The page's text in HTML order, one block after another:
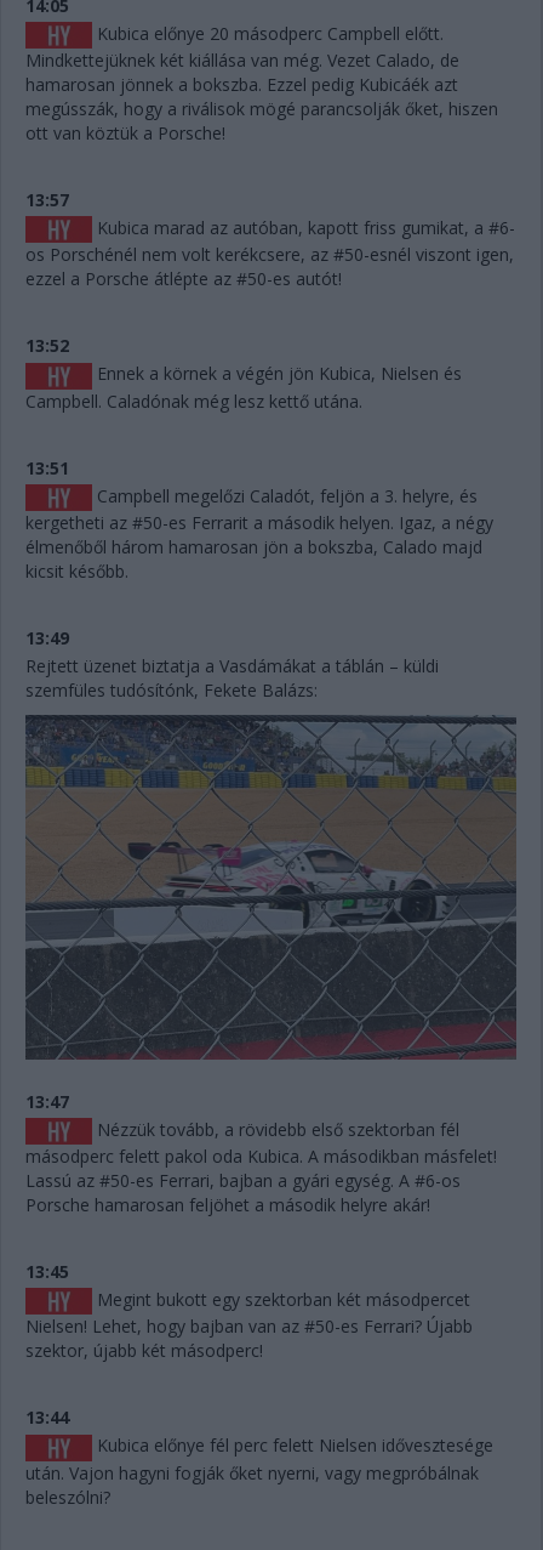
14:05
Kubica előnye 20 másodperc Campbell előtt.
Mindkettejüknek két kiállása van még. Vezet Calado, de
hamarosan jönnek a bokszba. Ezzel pedig Kubicáék azt
megússzák, hogy a riválisok mögé parancsolják őket, hiszen
ott van köztük a Porsche!
13:57
Kubica marad az autóban, kapott friss gumikat, a #6-
os Porschénél nem volt kerékcsere, az #50-esnél viszont igen,
ezzel a Porsche átlépte az #50-es autót!
13:52
Ennek a körnek a végén jön Kubica, Nielsen és
Campbell. Caladónak még lesz kettő utána.
13:51
Campbell megelőzi Caladót, feljön a 3. helyre, és
kergetheti az #50-es Ferrarit a második helyen. Igaz, a négy
élmenőből három hamarosan jön a bokszba, Calado majd
kicsit később.
13:49
Rejtett üzenet biztatja a Vasdámákat a táblán – küldi
szemfüles tudósítónk, Fekete Balázs:
13:47
Nézzük tovább, a rövidebb első szektorban fél
másodperc felett pakol oda Kubica. A másodikban másfelet!
Lassú az #50-es Ferrari, bajban a gyári egység. A #6-os
Porsche hamarosan feljöhet a második helyre akár!
13:45
Megint bukott egy szektorban két másodpercet
Nielsen! Lehet, hogy bajban van az #50-es Ferrari? Újabb
szektor, újabb két másodperc!
13:44
Kubica előnye fél perc felett Nielsen idővesztesége
után. Vajon hagyni fogják őket nyerni, vagy megpróbálnak
beleszólni?